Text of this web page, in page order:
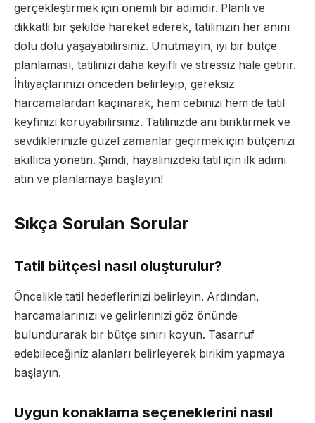
gerçekleştirmek için önemli bir adımdır. Planlı ve
dikkatli bir şekilde hareket ederek, tatilinizin her anını
dolu dolu yaşayabilirsiniz. Unutmayın, iyi bir bütçe
planlaması, tatilinizi daha keyifli ve stressiz hale getirir.
İhtiyaçlarınızı önceden belirleyip, gereksiz
harcamalardan kaçınarak, hem cebinizi hem de tatil
keyfinizi koruyabilirsiniz. Tatilinizde anı biriktirmek ve
sevdiklerinizle güzel zamanlar geçirmek için bütçenizi
akıllıca yönetin. Şimdi, hayalinizdeki tatil için ilk adımı
atın ve planlamaya başlayın!
Sıkça Sorulan Sorular
Tatil bütçesi nasıl oluşturulur?
Öncelikle tatil hedeflerinizi belirleyin. Ardından,
harcamalarınızı ve gelirlerinizi göz önünde
bulundurarak bir bütçe sınırı koyun. Tasarruf
edebileceğiniz alanları belirleyerek birikim yapmaya
başlayın.
Uygun konaklama seçeneklerini nasıl